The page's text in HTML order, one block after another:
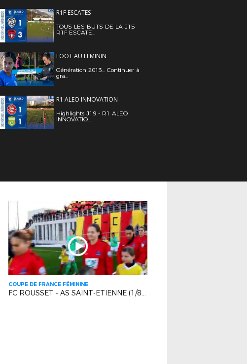
R1F ESCATES
TOUS LES BUTS DE LA J15
R1F ESCATE...
FOOT AU FEMININ
Génération 2013... Continuer à
gra...
R1 ALEO INNOVATION
Highlights J19 - R1 ALEO
INNOVATIO...
COUPE DE FRANCE FÉMININE
FC ROUSSET - AS SAINT-ETIENNE (1/8 FINALE)